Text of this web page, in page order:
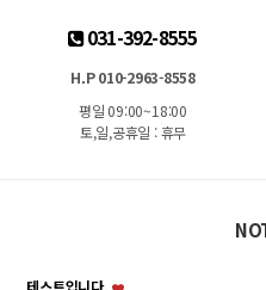
031-392-8555
H.P 010-2963-8558
평일 09:00~18:00
토,일,공휴일 : 휴무
테스트입니다.